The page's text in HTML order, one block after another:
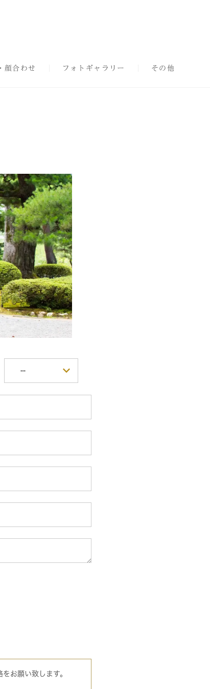
顔合わせ フォトギャラリー その他
お願い致します。